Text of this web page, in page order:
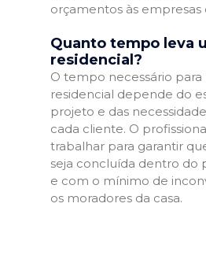
orçamentos às empresas
Quanto tempo leva
residencial?
O tempo necessário
residencial depende do
projeto e das
cada cliente. O
trabalhar para garantir
seja concluída dentro do
e com o mínimo de
os moradores da casa.